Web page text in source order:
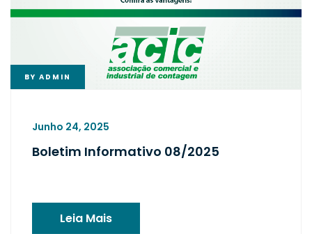
BY ADMIN
Junho 24, 2025
Boletim Informativo 08/2025
Leia Mais